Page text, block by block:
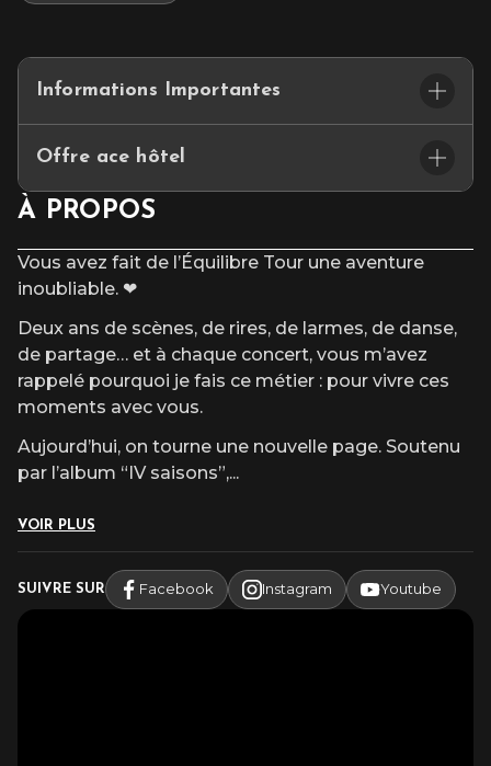
Informations Importantes
L’accès au site et/ou aux places numérotées n’est pas garanti
Offre ace hôtel
🎟️ Bénéficiez de -10% sur votre chambre sur présentation de
par téléphone au 02 54 07 85 85 ou surwww.ace-
hotel.com/fr/hotels/chateauroux/ en rentrant le code promo
MACH36)
À PROPOS
Vous avez fait de l’Équilibre Tour une aventure
inoubliable. ❤
Deux ans de scènes, de rires, de larmes, de danse,
de partage… et à chaque concert, vous m’avez
rappelé pourquoi je fais ce métier : pour vivre ces
moments avec vous.
Aujourd’hui, on tourne une nouvelle page. Soutenu
par l’album “IV saisons”,...
VOIR PLUS
SUIVRE SUR Facebook Instagram Youtube